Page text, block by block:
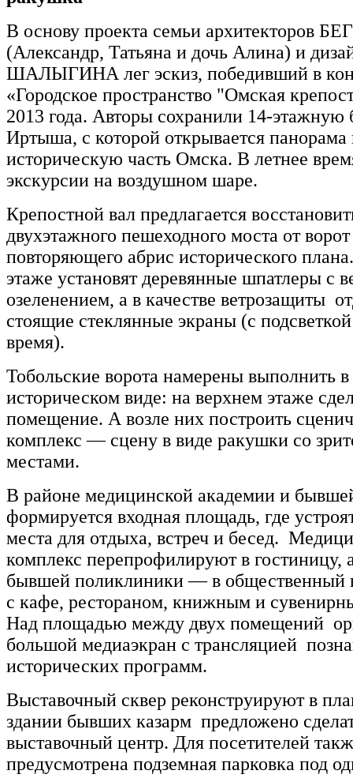
В основу проекта семьи архитекторов
(Александр, Татьяна и дочь Алина) и
ШАЛЫГИНА лег эскиз, победивший в
«Городское пространство "Омская
2013 года. Авторы сохранили 14-
Иртыша, с которой открывается
историческую часть Омска. В летнее
экскурсии на воздушном шаре.
Крепостной вал предлагается
двухэтажного пешеходного моста от
повторяющего абрис исторического
этаже установят деревянные шпатлеры с
озеленением, а в качестве ветрозащиты
стоящие стеклянные экраны (с
время).
Тобольские ворота намерены выполнить
историческом виде: на верхнем этаже
помещение. А возле них построить
комплекс — сцену в виде ракушки со
местами.
В районе медицинской академии и
формируется входная площадь, где
места для отдыха, встреч и бесед.
комплекс перепрофилируют в гостиницу,
бывшей поликлиники — в общественный
с кафе, рестораном, книжным и
Над площадью между двух помещений
большой медиаэкран с трансляцией
исторических программ.
Выставочный сквер реконструируют в
здании бывших казарм предложено
выставочный центр. Для посетителей
предусмотрена подземная парковка под